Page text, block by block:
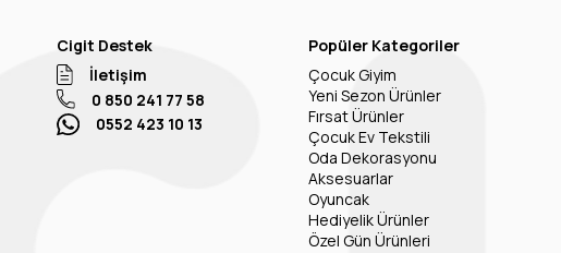
Cigit Destek
İletişim
0 850 241 77 58
0552 423 10 13
Popüler Kategoriler
Çocuk Giyim
Yeni Sezon Ürünler
Fırsat Ürünler
Çocuk Ev Tekstili
Oda Dekorasyonu
Aksesuarlar
Oyuncak
Hediyelik Ürünler
Özel Gün Ürünleri